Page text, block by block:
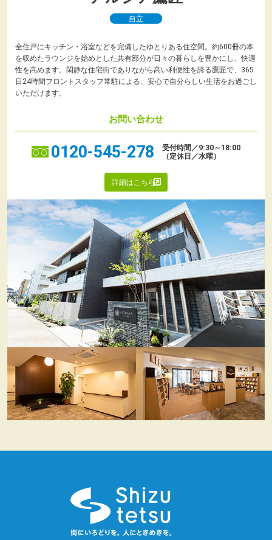
自立
全住戸にキッチン・浴室などを完備したゆとりある住空間。約600冊の本
を収めたラウンジを始めとした共有部分が日々の暮らしを豊かにし、快適
性を高めます。閑静な住宅街でありながら高い利便性を誇る鷹匠で、365
日24時間フロントスタッフ常駐による、安心で自分らしい生活をお過ごし
いただけます。
お問い合わせ
0120-545-278
受付時間／9:30～18:00
（定休日／水曜）
詳細はこちら